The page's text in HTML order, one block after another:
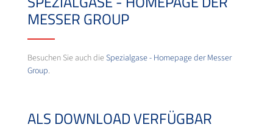
MESSER GROUP
Besuchen Sie auch dieSpezialgase - Homepage der Messer
Group.
ALS DOWNLOAD VERFÜGBAR